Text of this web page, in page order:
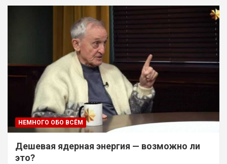
НЕМНОГО ОБО ВСЁМ
Дешевая ядерная энергия — возможно ли
это?